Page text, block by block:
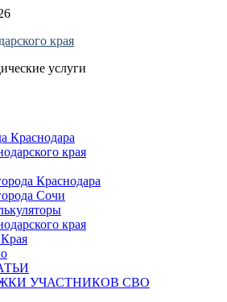
края
услуги
Краснодара
края
Краснодара
Сочи
края
УЧАСТНИКОВ СВО